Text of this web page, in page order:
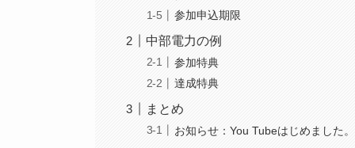
参加申込期限
中部電力の例
参加特典
達成特典
まとめ
お知らせ：You Tubeはじめました。